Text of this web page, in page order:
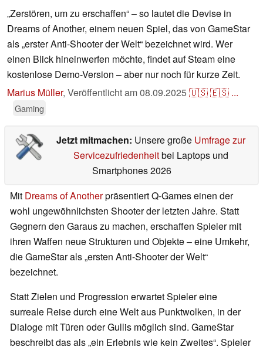
„Zerstören, um zu erschaffen“ – so lautet die Devise in
Dreams of Another, einem neuen Spiel, das von GameStar
als „erster Anti-Shooter der Welt“ bezeichnet wird. Wer
einen Blick hineinwerfen möchte, findet auf Steam eine
kostenlose Demo-Version – aber nur noch für kurze Zeit.
Marius Müller, Veröffentlicht am08.09.2025🇺🇸🇪🇸 ...
Gaming
Jetzt mitmachen: Unsere große Umfrage zur
Servicezufriedenheitbei Laptops und
Smartphones 2026
Mit Dreams of Anotherpräsentiert Q-Games einen der
wohl ungewöhnlichsten Shooter der letzten Jahre. Statt
Gegnern den Garaus zu machen, erschaffen Spieler mit
ihren Waffen neue Strukturen und Objekte – eine Umkehr,
die GameStar als „ersten Anti-Shooter der Welt“
bezeichnet.
Statt Zielen und Progression erwartet Spieler eine
surreale Reise durch eine Welt aus Punktwolken, in der
Dialoge mit Türen oder Gullis möglich sind. GameStar
beschreibt das als „ein Erlebnis wie kein Zweites“. Spieler